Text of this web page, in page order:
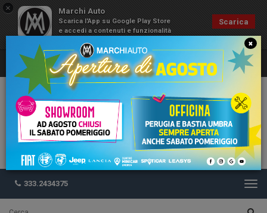
× Marchi Auto
Scarica l'App su Google Play Store
e accedi a contenuti e funzionalità
Scarica
333.2434375
×